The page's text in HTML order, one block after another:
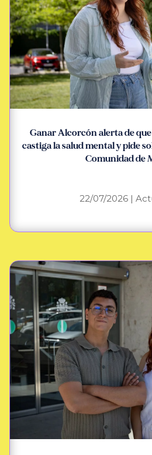
Ganar Alcorcón alerta de
castiga la salud mental y pide
Comunidad de
22/07/2026|